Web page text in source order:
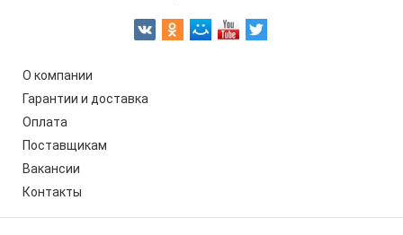
О компании
Гарантии и доставка
Оплата
Поставщикам
Вакансии
Контакты